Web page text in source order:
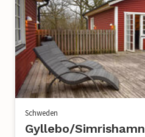
Schweden
Gyllebo/Simrishamn